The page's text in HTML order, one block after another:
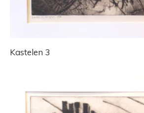
Kastelen 3